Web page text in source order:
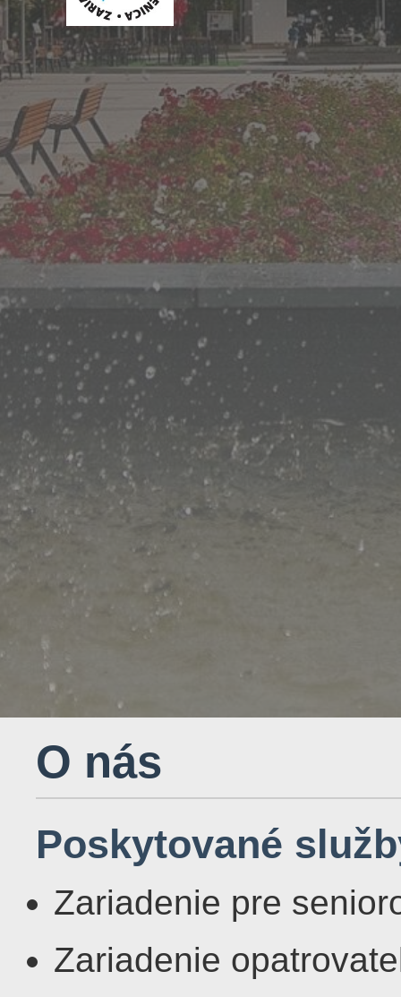
O nás
Poskytované
Zariadenie pre
Zariadenie